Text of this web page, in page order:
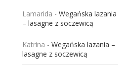
Lamarida - Wegańska lazania
– lasagne z soczewicą
Katrina - Wegańska lazania –
lasagne z soczewicą